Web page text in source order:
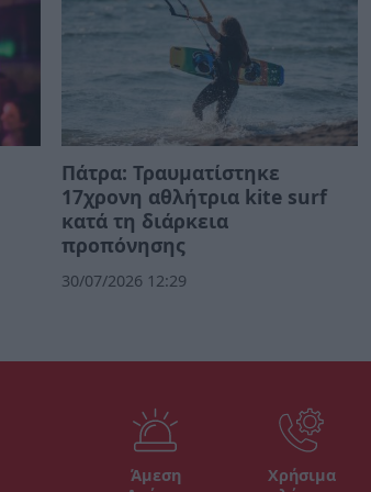
Πάτρα: Τραυματίστηκε
17χρονη αθλήτρια kite surf
κατά τη διάρκεια
προπόνησης
30/07/2026 12:29
Άμεση
Χρήσιμα